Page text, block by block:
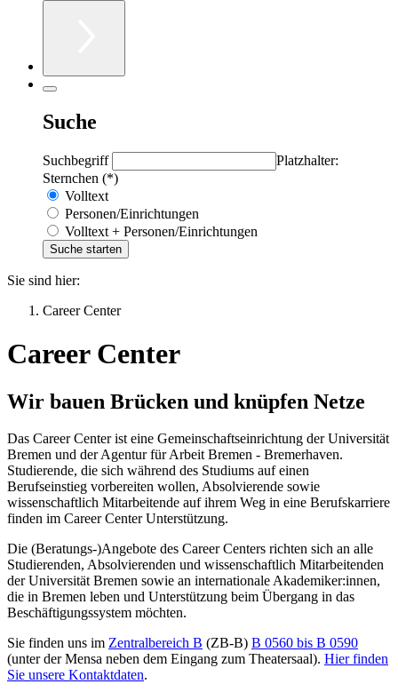
Suche
Suchbegriff
Platzhalter:
Sternchen (*)
Volltext
Personen/Einrichtungen
Volltext + Personen/Einrichtungen
Sie sind hier:
Career Center
Career Center
Wir bauen Brücken und knüpfen Netze
Das Career Center ist eine Gemeinschaftseinrichtung der Universität
Bremen und der Agentur für Arbeit Bremen ‑ Bremerhaven.
Studierende, die sich während des Studiums auf einen
Berufseinstieg vorbereiten wollen, Absolvierende sowie
wissenschaftlich Mitarbeitende auf ihrem Weg in eine Berufskarriere
finden im Career Center Unterstützung.
Die (Beratungs-)Angebote des Career Centers richten sich an alle
Studierenden, Absolvierenden und wissenschaftlich Mitarbeitenden
der Universität Bremen sowie an internationale Akademiker:innen,
die in Bremen leben und Unterstützung beim Übergang in das
Beschäftigungssystem möchten.
Sie finden uns im Zentralbereich B (ZB-B) B 0560 bis B 0590
(unter der Mensa neben dem Eingang zum Theatersaal). Hier finden
Sie unsere Kontaktdaten.